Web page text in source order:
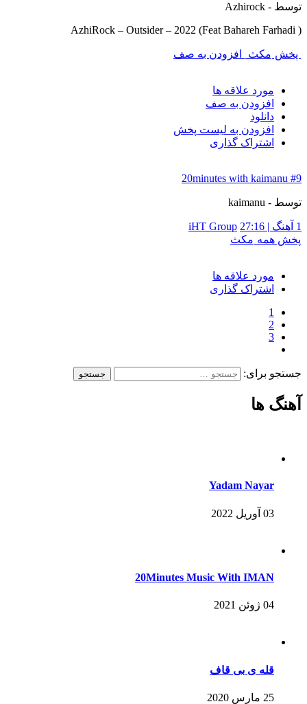
توسط - Azhirock
AzhiRock – Outsider – 2022 (Feat Bahareh Farhadi )
پخش مکث افزودن به صف
مورد علاقه ها
افزودن به صف
دانلود
افزودن به لیست پخش
اشتراک گذاری
#9 20minutes with kaimanu
توسط - kaimanu
1 آهنگ | 27:16
iHT Group
پخش همه مکث
مورد علاقه ها
اشتراک گذاری
1
2
3
جستجو برای:
آهنگ ها
Yadam Nayar
03 آوریل 2022
20Minutes Music With IMAN
04 ژوئن 2021
قله ی بی قاف
25 مارس 2020